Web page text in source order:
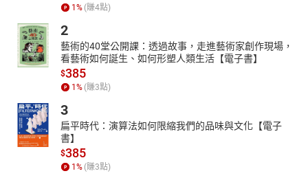
1% (賺4點)
2
藝術的40堂公開課：透過故事，走進藝術家創作現場，
看藝術如何誕生、如何形塑人類生活【電子書】
$385
1% (賺3點)
3
扁平時代：演算法如何限縮我們的品味與文化【電子
書】
$385
1% (賺3點)